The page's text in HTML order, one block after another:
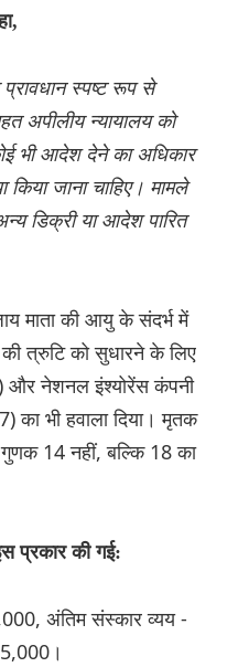
स्पष्ट रूप से
अपीलीय न्यायालय को
भी आदेश देने का अधिकार
किया जाना चाहिए। मामले
डिक्री या आदेश पारित
माता की आयु के संदर्भ में
त्रुटि को सुधारने के लिए
और नेशनल इंश्योरेंस कंपनी
का भी हवाला दिया। मृतक
14 नहीं, बल्कि 18 का
प्रकार की गई:
अंतिम संस्कार व्यय -